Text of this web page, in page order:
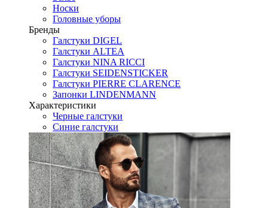
Носки
Головные уборы
Бренды
Галстуки DIGEL
Галстуки ALTEA
Галстуки NINA RICCI
Галстуки SEIDENSTICKER
Галстуки PIERRE CLARENCE
Запонки LINDENMANN
Характеристики
Черные галстуки
Синие галстуки